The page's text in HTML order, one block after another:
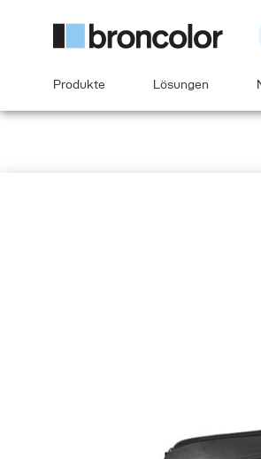
Produkte Lösungen